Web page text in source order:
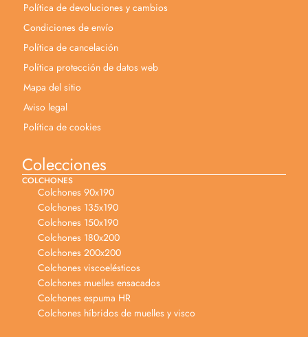
Política de devoluciones y cambios
Condiciones de envío
Política de cancelación
Política protección de datos web
Mapa del sitio
Aviso legal
Política de cookies
Colecciones
COLCHONES
Colchones 90x190
Colchones 135x190
Colchones 150x190
Colchones 180x200
Colchones 200x200
Colchones viscoelésticos
Colchones muelles ensacados
Colchones espuma HR
Colchones híbridos de muelles y visco